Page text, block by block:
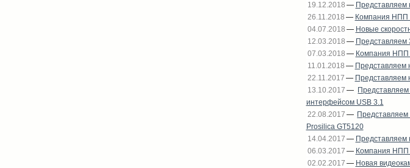
19.12.2018 — Представляем
26.11.2018 — Компания НПП
04.07.2018 — Новые
12.03.2018 — Представляем
07.03.2018 — Компания НПП
11.01.2018 — Представляем
22.11.2017 — Представляем
13.10.2017 —
интерфейсом USB 3.1
22.08.2017 —
Prosilica GT5120
14.04.2017 — Представляем
06.03.2017 — Компания НПП
02.02.2017 — Новая